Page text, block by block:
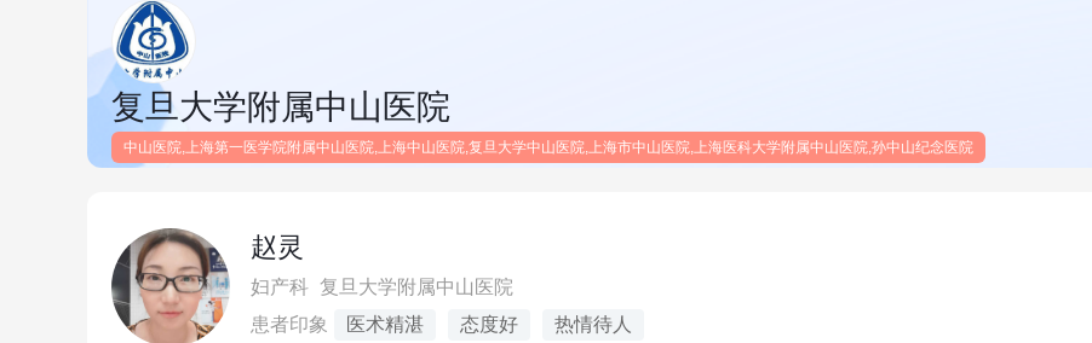
复旦大学附属中山医院
中山医院,上海第一医学院附属中山医院,上海中山医院,复旦大学中山医院,上海市中山医院,上海医科大学附属中山医院,孙中山纪念医院
赵灵
妇产科 复旦大学附属中山医院
患者印象
医术精湛 态度好 热情待人